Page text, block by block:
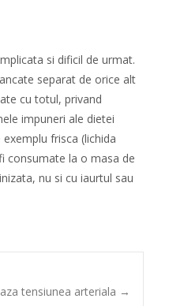
si dificil de urmat.
separat de orice alt
cu totul, privand
impuneri ale dietei
frisca (lichida
consumate la o masa de
nu si cu iaurtul sau
tensiunea arteriala →